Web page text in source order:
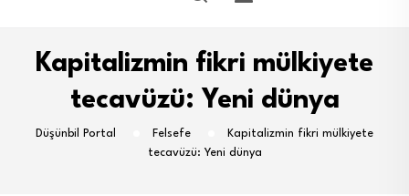
Kapitalizmin fikri mülkiyete
tecavüzü: Yeni dünya
Düşünbil Portal Felsefe
Kapitalizmin fikri mülkiyete
tecavüzü: Yeni dünya